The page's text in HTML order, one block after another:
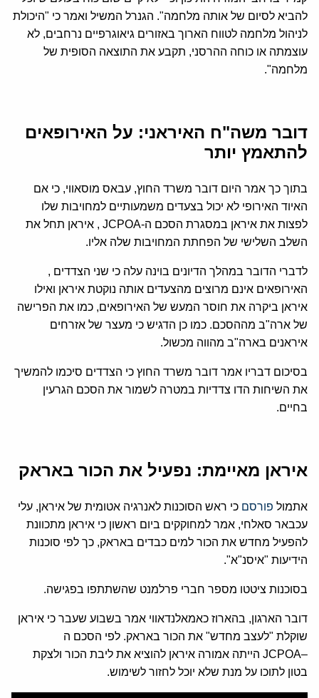
להביא לסיום של אותה מלחמה". הגנרל המשיל ואמר כי "היכולת
לניהול מלחמה לטווח הארוך באזורים גיאוגרפיים נרחבים, לא
עוצמתה או כוחה ההרסני, תקבע את התוצאה הסופית של
מלחמה".
דובר משה"ח האיראני: על האירופאים
להתאמץ יותר
בתוך כך אמר היום דובר משרד החוץ, עבאס מוסאווי, כי אם
האיוד האירופי לא יכול בצעדים משמעותיים למחויבות שלו
לפצות את איראן במסגרת הסכם ה-JCPOA , איראן תחל את
השלב השלישי של הפחתת המחויבות שלה אליו.
לדברי הדובר במהלך הדיונים בוינה עלה כי שני הצדדים ,
האירופאים אינם מרוצים מהצעדים אותה נוקטת איראן ואילו
איראן ביקרה את חוסר המעש של האירופאים, כמו את הפרישה
של ארה"ב מההסכם. כמו כן הדגיש כי מעצר של אזרחים
איראנים בארה"ב מהווה מכשול.
בסיכום דבריו אמר דובר משרד החוץ כי הצדדים סיכמו להמשיך
את השיחות הדו צדדיות במטרה לשמור את הסכם הגרעין
בחיים.
איראן מאיימת: נפעיל את הכור באראק
אתמול פורסם כי ראש הסוכנות לאנרגיה אטומית של איראן, עלי
עכבאר סאלחי, אמר למחוקקים ביום ראשון כי איראן מתכוונת
להפעיל מחדש את הכור למים כבדים באראק, כך לפי סוכנות
הידיעות "איסנ"א".
בסוכנות ציטטו מספר חברי פרלמנט שהשתתפו בפגישה.
דובר הארגון, בהארוז כאמאלנדאווי אמר בשבוע שעבר כי איראן
שוקלת "לעצב מחדש" את הכור באראק. לפי הסכם ה
–
JCPOA הייתה אמורה איראן להוציא את ליבת הכור ולצקת
בטון לתוכו על מנת שלא יוכל לחזור לשימוש.